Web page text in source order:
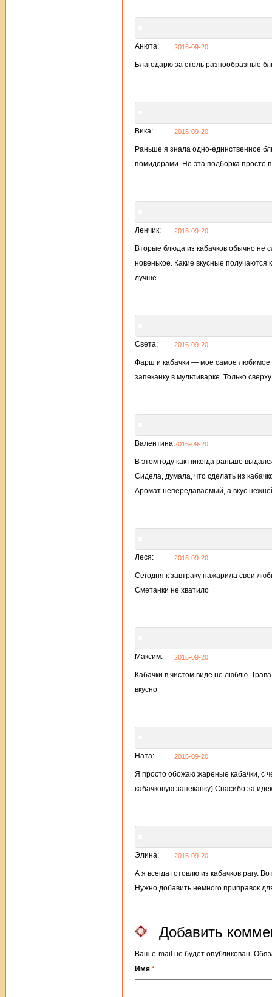
Анюта: 2016-09-20
Благодарю за столь разнообразные
Вика: 2016-09-20
Раньше я знала одно-единственное
помидорами. Но эта подборка просто
Ленчик: 2016-09-20
Вторые блюда из кабачков обычно не
новенькое. Какие вкусные получаются
лучше
Света: 2016-09-20
Фарш и кабачки — мое самое любимое
запеканку в мультиварке. Только
Валентина:2016-09-20
В этом году как никогда раньше
Сидела, думала, что сделать из
Аромат непередаваемый, а вкус
Леся: 2016-09-20
Сегодня к завтраку нажарила свои
Сметанки не хватило
Максим: 2016-09-20
Кабачки в чистом виде не люблю.
вкусно
Ната: 2016-09-20
Я просто обожаю жареные кабачки, с
кабачковую запеканку) Спасибо за
Элина: 2016-09-20
А я всегда готовлю из кабачков рагу.
Нужно добавить немного приправок
Добавить
Ваш e-mail не будет опубликован.
Имя *